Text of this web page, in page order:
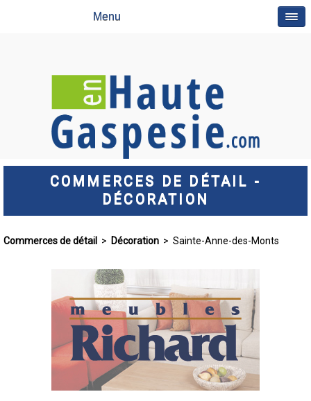
Menu
COMMERCES DE DÉTAIL -
DÉCORATION
Commerces de détail > Décoration > Sainte-Anne-des-Monts